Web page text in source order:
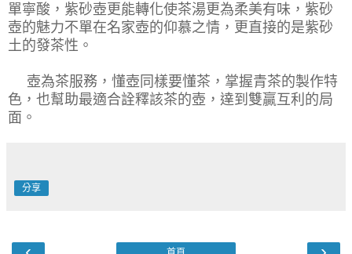
單寧酸，紫砂壺更能轉化使茶湯更為柔美有味，紫砂
壺的魅力不單在名家壺的仰慕之情，更直接的是紫砂
土的發茶性。
壺為茶服務，懂壺同樣要懂茶，掌握青茶的製作特
色，也幫助最適合詮釋該茶的壺，達到雙贏互利的局
面。
分享